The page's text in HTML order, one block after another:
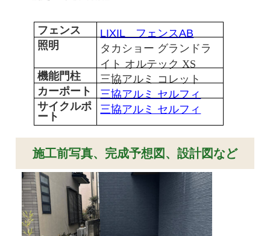
フェンス
LIXIL フェンスAB
照明
タカショー グランドラ
イト オルテック XS
機能門柱
三協アルミ コレット
カーポート
三協アルミ セルフィ
サイクルポ
ート
三協アルミ セルフィ
施工前写真、完成予想図、設計図など